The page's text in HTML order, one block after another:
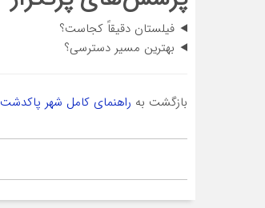
فیلستان دقیقاً کجاست؟
بهترین مسیر دسترسی؟
بازگشت به راهنمای کامل شهر پاکدشت